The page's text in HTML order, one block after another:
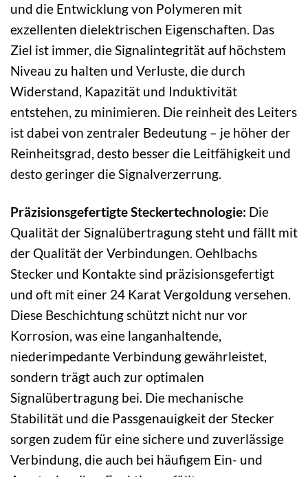
und die Entwicklung von Polymeren mit
exzellenten dielektrischen Eigenschaften. Das
Ziel ist immer, die Signalintegrität auf höchstem
Niveau zu halten und Verluste, die durch
Widerstand, Kapazität und Induktivität
entstehen, zu minimieren. Die reinheit des Leiters
ist dabei von zentraler Bedeutung – je höher der
Reinheitsgrad, desto besser die Leitfähigkeit und
desto geringer die Signalverzerrung.
Präzisionsgefertigte Steckertechnologie: Die
Qualität der Signalübertragung steht und fällt mit
der Qualität der Verbindungen. Oehlbachs
Stecker und Kontakte sind präzisionsgefertigt
und oft mit einer 24 Karat Vergoldung versehen.
Diese Beschichtung schützt nicht nur vor
Korrosion, was eine langanhaltende,
niederimpedante Verbindung gewährleistet,
sondern trägt auch zur optimalen
Signalübertragung bei. Die mechanische
Stabilität und die Passgenauigkeit der Stecker
sorgen zudem für eine sichere und zuverlässige
Verbindung, die auch bei häufigem Ein- und